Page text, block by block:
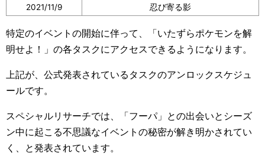
2021/11/9
忍び寄る影
特定のイベントの開始に伴って、「いたずらポケモンを解
明せよ！」の各タスクにアクセスできるようになります。
上記が、公式発表されているタスクのアンロックスケジュ
ールです。
スペシャルリサーチでは、「フーパ」との出会いとシーズ
ン中に起こる不思議なイベントの秘密が解き明かされてい
く、と発表されています。